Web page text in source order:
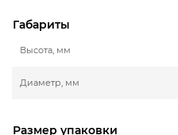
Габариты
Высота, мм
Диаметр, мм
Размер упаковки